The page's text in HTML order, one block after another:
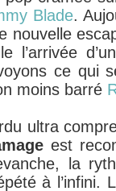
Blade.
nouvelle
l’arrivée
ce qui
moins barré
ultra
est
la
à l’infini.